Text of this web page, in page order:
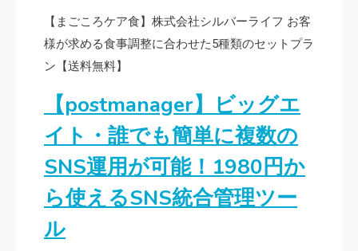
【まごころケア食】株式会社シルバーライフ お客
様が求める食事調整に合わせた5種類のセットプラ
ン【送料無料】
【postmanager】ビッグエ
イト・誰でも簡単に複数の
SNS運用が可能！1980円か
ら使えるSNS統合管理ツー
ル